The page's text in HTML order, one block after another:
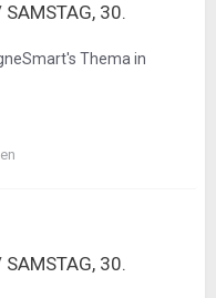
30.
's Thema in
30.